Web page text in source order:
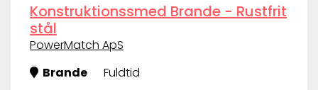
Konstruktionssmed Brande - Rustfrit
stål
PowerMatch ApS
Brande
Fuldtid